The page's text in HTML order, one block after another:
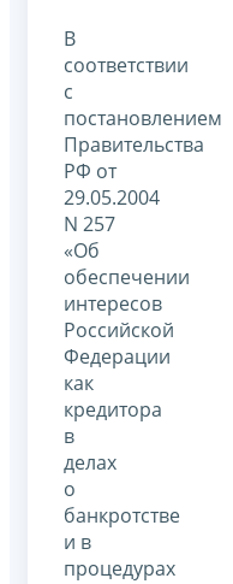
В
соответствии
с
постановлением
Правительства
РФ от
29.05.2004
N 257
«Об
обеспечении
интересов
Российской
Федерации
как
кредитора
в
делах
о
банкротстве
и в
процедурах